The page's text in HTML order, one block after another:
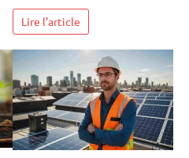
Lire l'article